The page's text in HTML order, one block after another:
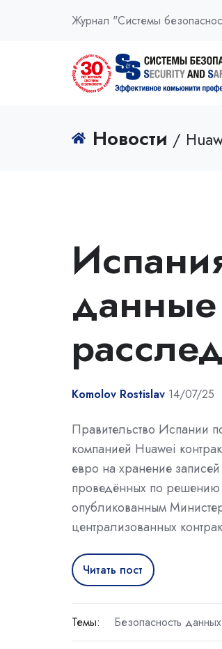
Журнал "Системы
Новости /
Komolov Rostislav 14/07/25
Правительство Испании
компанией Huawei
евро на хранение
проведённых по
опубликованным
централизованных
Читать пост
Темы: Безопасность данных